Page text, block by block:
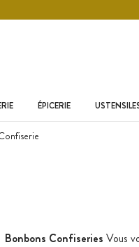
ÉPICERIE
Bonbons Confiseries Vous